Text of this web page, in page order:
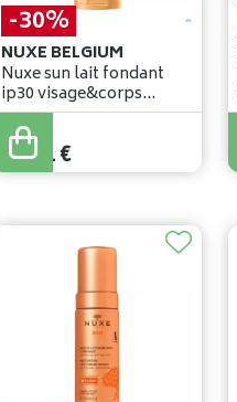
-30%
NUXE BELGIUM
Nuxe sun lait fondant
ip30 visage&corps
tube150ml
33,45
23,41€